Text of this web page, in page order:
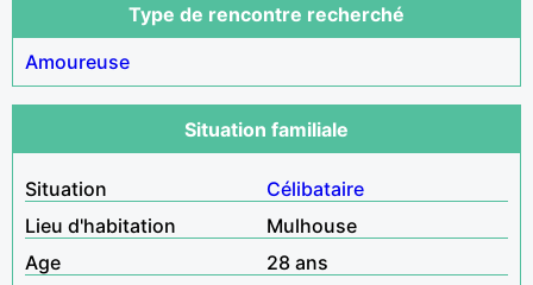
Type de rencontre recherché
Amoureuse
Situation familiale
Situation
Célibataire
Lieu d'habitation
Mulhouse
Age
28 ans